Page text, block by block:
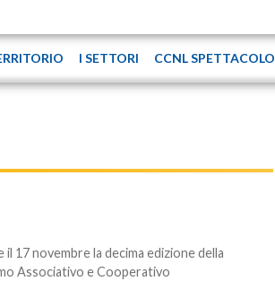
I SETTORI CCNL SPETTACOLO
il 17 novembre la decima edizione della
Associativo e Cooperativo